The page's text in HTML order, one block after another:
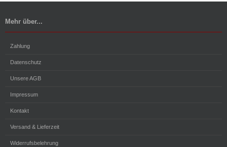
Mehr über...
Zahlung
Datenschutz
Unsere AGB
Impressum
Kontakt
Versand & Lieferzeit
Widerrufsbelehrung